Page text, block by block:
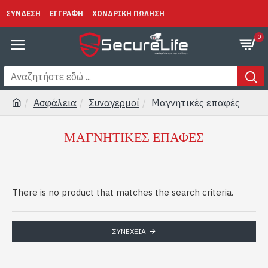
ΣΥΝΔΕΣΗ ΕΓΓΡΑΦΗ ΧΟΝΔΡΙΚΗ ΠΩΛΗΣΗ
0
Ασφάλεια Συναγερμοί Μαγνητικές επαφές
ΜΑΓΝΗΤΙΚΈΣ ΕΠΑΦΈΣ
There is no product that matches the search criteria.
ΣΥΝΈΧΕΙΑ